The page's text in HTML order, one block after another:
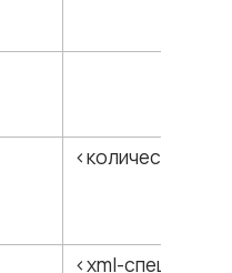
<​количество
<​xml-